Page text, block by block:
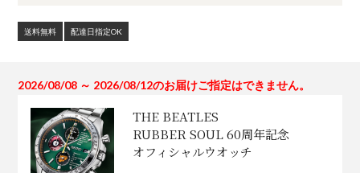
送料無料 配達日指定OK
2026/08/08 ～ 2026/08/12のお届けご指定はできません。
THE BEATLES
RUBBER SOUL 60周年記念
オフィシャルウオッチ